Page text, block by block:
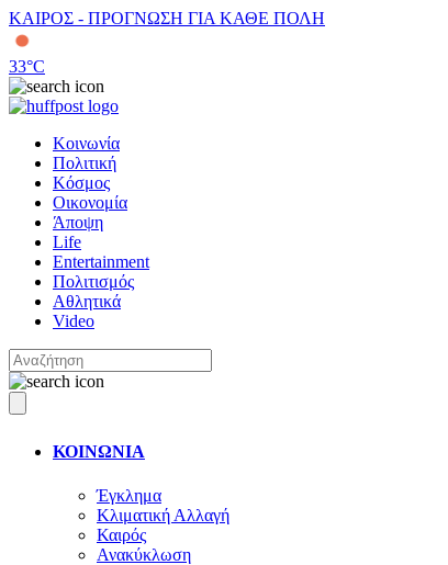
ΚΑΙΡΟΣ - ΠΡΟΓΝΩΣΗ ΓΙΑ ΚΑΘΕ ΠΟΛΗ
33°C
Κοινωνία
Πολιτική
Κόσμος
Οικονομία
Άποψη
Life
Entertainment
Πολιτισμός
Αθλητικά
Video
ΚΟΙΝΩΝΙΑ
Έγκλημα
Κλιματική Αλλαγή
Καιρός
Ανακύκλωση